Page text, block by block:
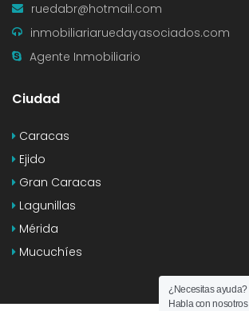
ruedabr@hotmail.com
inmobiliariaruedayasociados.com
Agente Inmobiliario
Ciudad
Caracas
Ejido
Gran Caracas
Lagunillas
Mérida
Mucuchíes
¿Necesitas ayuda?
Habla con nosotros